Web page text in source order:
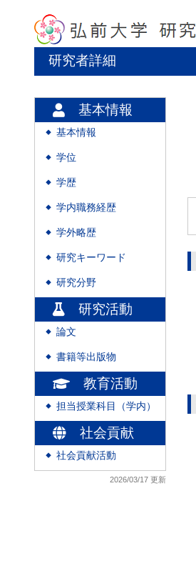
研究者詳細
基本情報
◆ 基本情報
◆ 学位
◆ 学歴
◆ 学内職務経歴
◆ 学外略歴
◆ 研究キーワード
◆ 研究分野
研究活動
◆ 論文
◆ 書籍等出版物
教育活動
◆ 担当授業科目（学内）
社会貢献
◆ 社会貢献活動
2026/03/17 更新